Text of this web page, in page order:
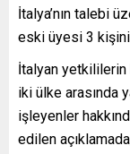
İtalya’nın talebi
eski üyesi 3
İtalyan
iki ülke arasında
işleyenler
edilen